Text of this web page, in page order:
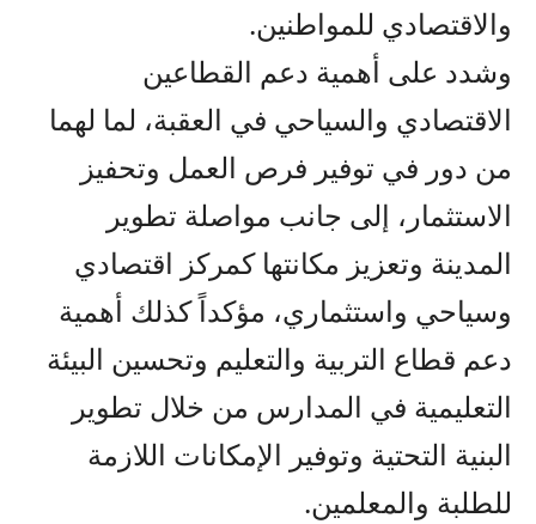
والاقتصادي للمواطنين.
وشدد على أهمية دعم القطاعين
الاقتصادي والسياحي في العقبة، لما لهما
من دور في توفير فرص العمل وتحفيز
الاستثمار، إلى جانب مواصلة تطوير
المدينة وتعزيز مكانتها كمركز اقتصادي
وسياحي واستثماري، مؤكداً كذلك أهمية
دعم قطاع التربية والتعليم وتحسين البيئة
التعليمية في المدارس من خلال تطوير
البنية التحتية وتوفير الإمكانات اللازمة
للطلبة والمعلمين.